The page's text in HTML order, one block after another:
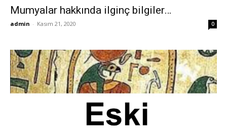
Mumyalar hakkında ilginç bilgiler…
admin - Kasım 21, 2020 0